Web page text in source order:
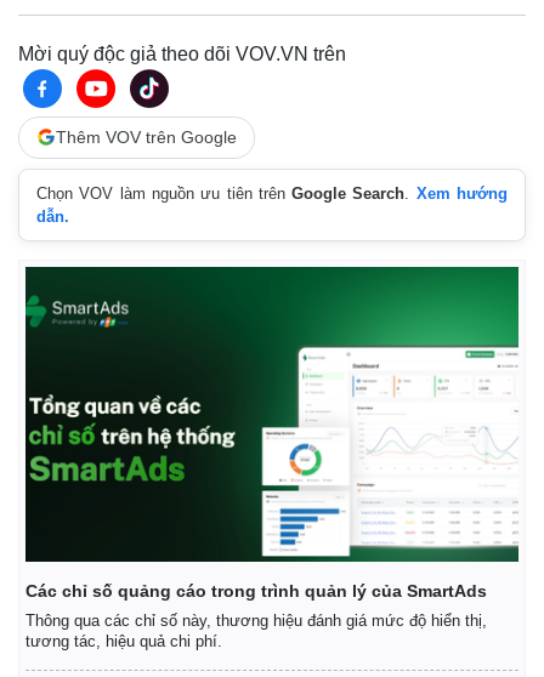
Bóng đá
Lịch thi đấu bóng đá
Thế giới thể thao
eSports
Hậu trường
Ô tô
Mời quý độc giả theo dõi VOV.VN trên
Thêm VOV trên Google
Chọn VOV làm nguồn ưu tiên trênGoogle Search
Xem hướng
dẫn.
Các chỉ số quảng cáo trong trình quản lý của SmartAds
Thông qua các chỉ số này, thương hiệu đánh giá mức độ hiển thị,
tương tác, hiệu quả chi phí.